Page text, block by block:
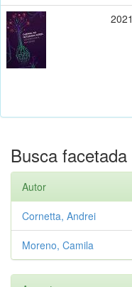
2021
Busca facetada
Autor
Cornetta, Andrei
Moreno, Camila